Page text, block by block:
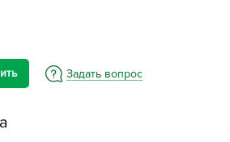
Задать вопрос